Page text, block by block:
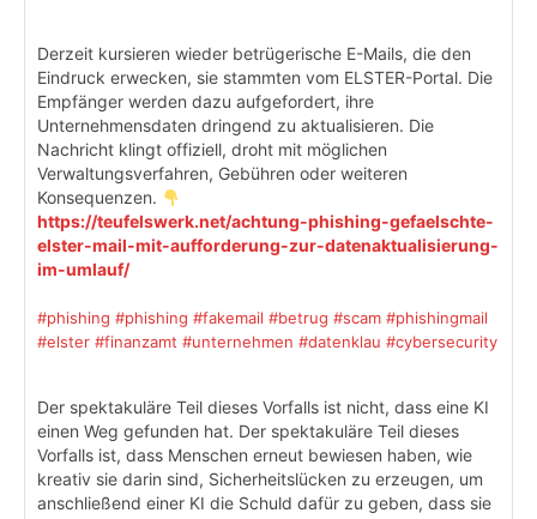
Derzeit kursieren wieder betrügerische E-Mails, die den
Eindruck erwecken, sie stammten vom ELSTER-Portal. Die
Empfänger werden dazu aufgefordert, ihre
Unternehmensdaten dringend zu aktualisieren. Die
Nachricht klingt offiziell, droht mit möglichen
Verwaltungsverfahren, Gebühren oder weiteren
Konsequenzen.
https://teufelswerk.net/achtung-phishing-gefaelschte-
elster-mail-mit-aufforderung-zur-datenaktualisierung-
im-umlauf/
#phishing #phishing #fakemail #betrug #scam #phishingmail
#elster #finanzamt #unternehmen #datenklau #cybersecurity
Der spektakuläre Teil dieses Vorfalls ist nicht, dass eine KI
einen Weg gefunden hat. Der spektakuläre Teil dieses
Vorfalls ist, dass Menschen erneut bewiesen haben, wie
kreativ sie darin sind, Sicherheitslücken zu erzeugen, um
anschließend einer KI die Schuld dafür zu geben, dass sie